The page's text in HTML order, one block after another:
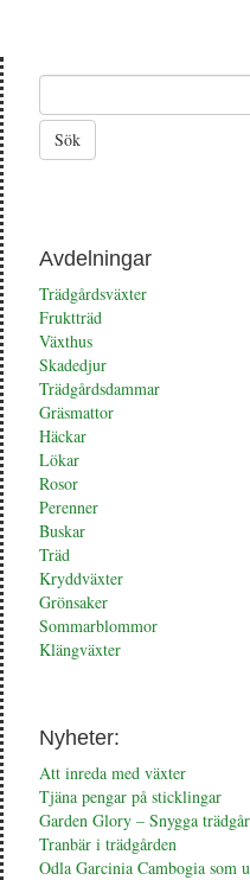
Avdelningar
Trädgårdsväxter
Fruktträd
Växthus
Skadedjur
Trädgårdsdammar
Gräsmattor
Häckar
Lökar
Rosor
Perenner
Buskar
Träd
Kryddväxter
Grönsaker
Sommarblommor
Klängväxter
Nyheter:
Att inreda med växter
Tjäna pengar på sticklingar
Garden Glory – Snygga
Tranbär i trädgården
Odla Garcinia Cambogia som